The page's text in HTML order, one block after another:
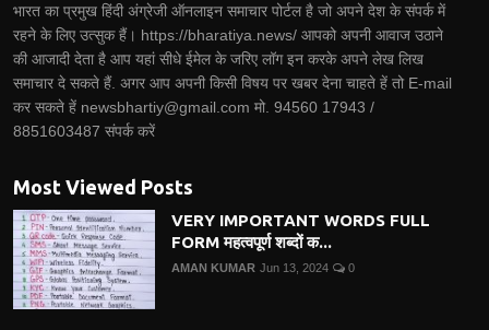
भारत का प्रमुख हिंदी अंग्रेजी ऑनलाइन समाचार पोर्टल है जो अपने देश के संपर्क में
रहने के लिए उत्सुक हैं। https://bharatiya.news/ आपको अपनी आवाज उठाने
की आजादी देता है आप यहां सीधे ईमेल के जरिए लॉग इन करके अपने लेख लिख
समाचार दे सकते हैं. अगर आप अपनी किसी विषय पर खबर देना चाहते हें तो E-mail
कर सकते हें newsbhartiy@gmail.com मो. 94560 17943 /
8851603487 संपर्क करें
Most Viewed Posts
VERY IMPORTANT WORDS FULL
FORM महत्वपूर्ण शब्दों क...
AMAN KUMAR Jun 13, 2024 0